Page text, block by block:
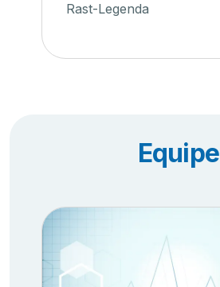
Rast-Legenda
Equipe